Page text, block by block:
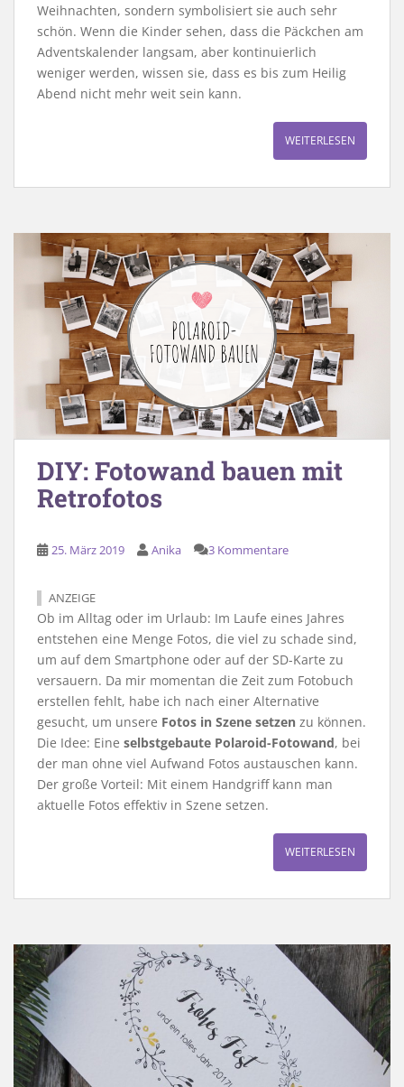
Weihnachten, sondern symbolisiert sie auch sehr
schön. Wenn die Kinder sehen, dass die Päckchen am
Adventskalender langsam, aber kontinuierlich
weniger werden, wissen sie, dass es bis zum Heilig
Abend nicht mehr weit sein kann.
WEITERLESEN
DIY: Fotowand bauen mit
Retrofotos
25. März 2019 Anika 3 Kommentare
ANZEIGE
Ob im Alltag oder im Urlaub: Im Laufe eines Jahres
entstehen eine Menge Fotos, die viel zu schade sind,
um auf dem Smartphone oder auf der SD-Karte zu
versauern. Da mir momentan die Zeit zum Fotobuch
erstellen fehlt, habe ich nach einer Alternative
gesucht, um unsere Fotos in Szene setzen zu können.
Die Idee: Eine selbstgebaute Polaroid-Fotowand, bei
der man ohne viel Aufwand Fotos austauschen kann.
Der große Vorteil: Mit einem Handgriff kann man
aktuelle Fotos effektiv in Szene setzen.
WEITERLESEN